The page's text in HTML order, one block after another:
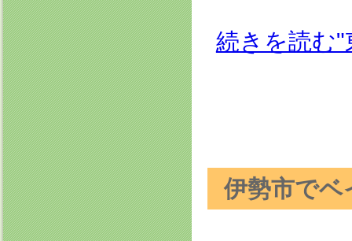
続きを読む
伊勢市でベ